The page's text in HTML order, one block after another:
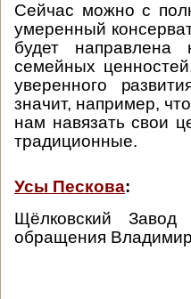
Сейчас можно с
умеренный
будет направлена
семейных
уверенного
значит, например,
нам навязать свои
традиционные.
Усы Пескова:
Щёлковский Завод
обращения